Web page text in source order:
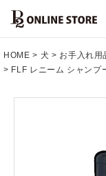
HOME 犬 お手入れ用
FLF レニーム シャンプ